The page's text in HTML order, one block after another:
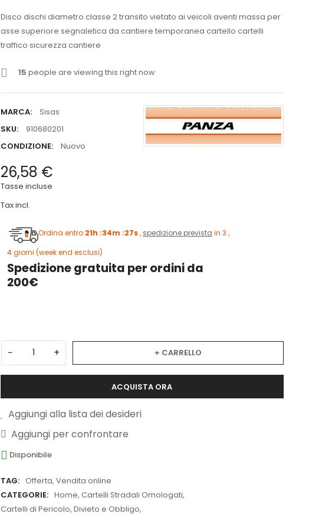
Disco dischi diametro classe 2 transito vietato ai veicoli aventi massa per
asse superiore segnaletica da cantiere temporanea cartello cartelli
traffico sicurezza cantiere
15 people are viewing this right now
MARCA:
Sisas
SKU:
910680201
CONDIZIONE:
Nuovo
26,58 €
Tasse incluse
Tax incl.
Ordina entro 21h :34m :25s, spedizione prevista in 3 ,
4 giorni (week end esclusi)
Spedizione gratuita per ordini da
200€
− + + CARRELLO
ACQUISTA ORA
Aggiungi alla lista dei desideri
Aggiungi per confrontare
Disponibile
TAG: Offerta, Vendita online
CATEGORIE: Home, Cartelli Stradali Omologati,
Cartelli di Pericolo, Divieto e Obbligo,